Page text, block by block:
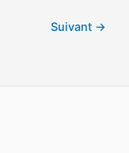
Suivant →